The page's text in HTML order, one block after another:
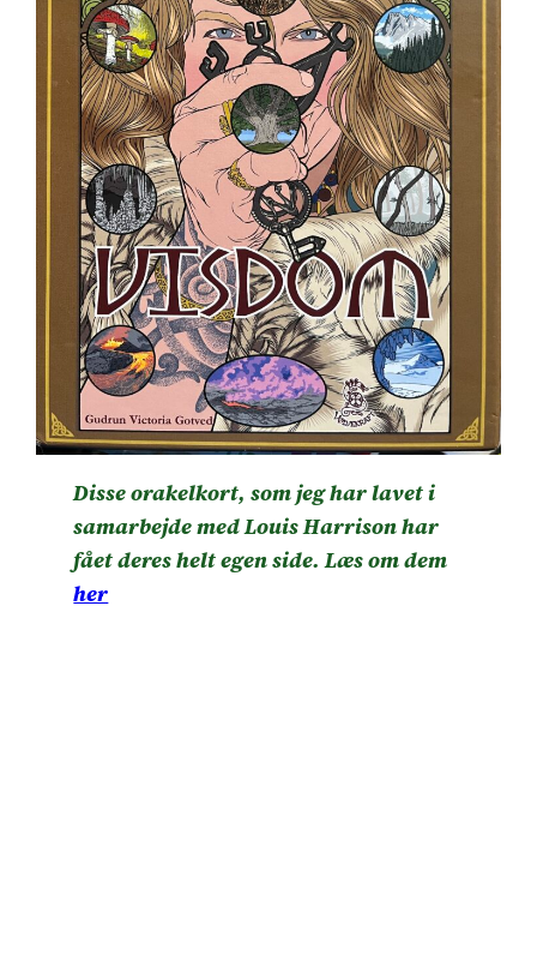
Disse orakelkort, som jeg har lavet i
samarbejde med Louis Harrison har
fået deres helt egen side. Læs om dem
her